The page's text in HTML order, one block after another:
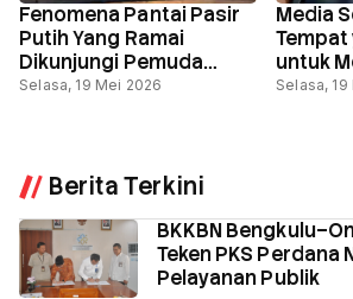
Fenomena Pantai Pasir
Putih Yang Ramai
Dikunjungi Pemuda
Bengkulu
Selasa, 19 Mei 2026
Media
Tempat
untuk
Selasa,
Berita Terkini
BKKBN
Teken PKS Perdana
Pelayanan Publik